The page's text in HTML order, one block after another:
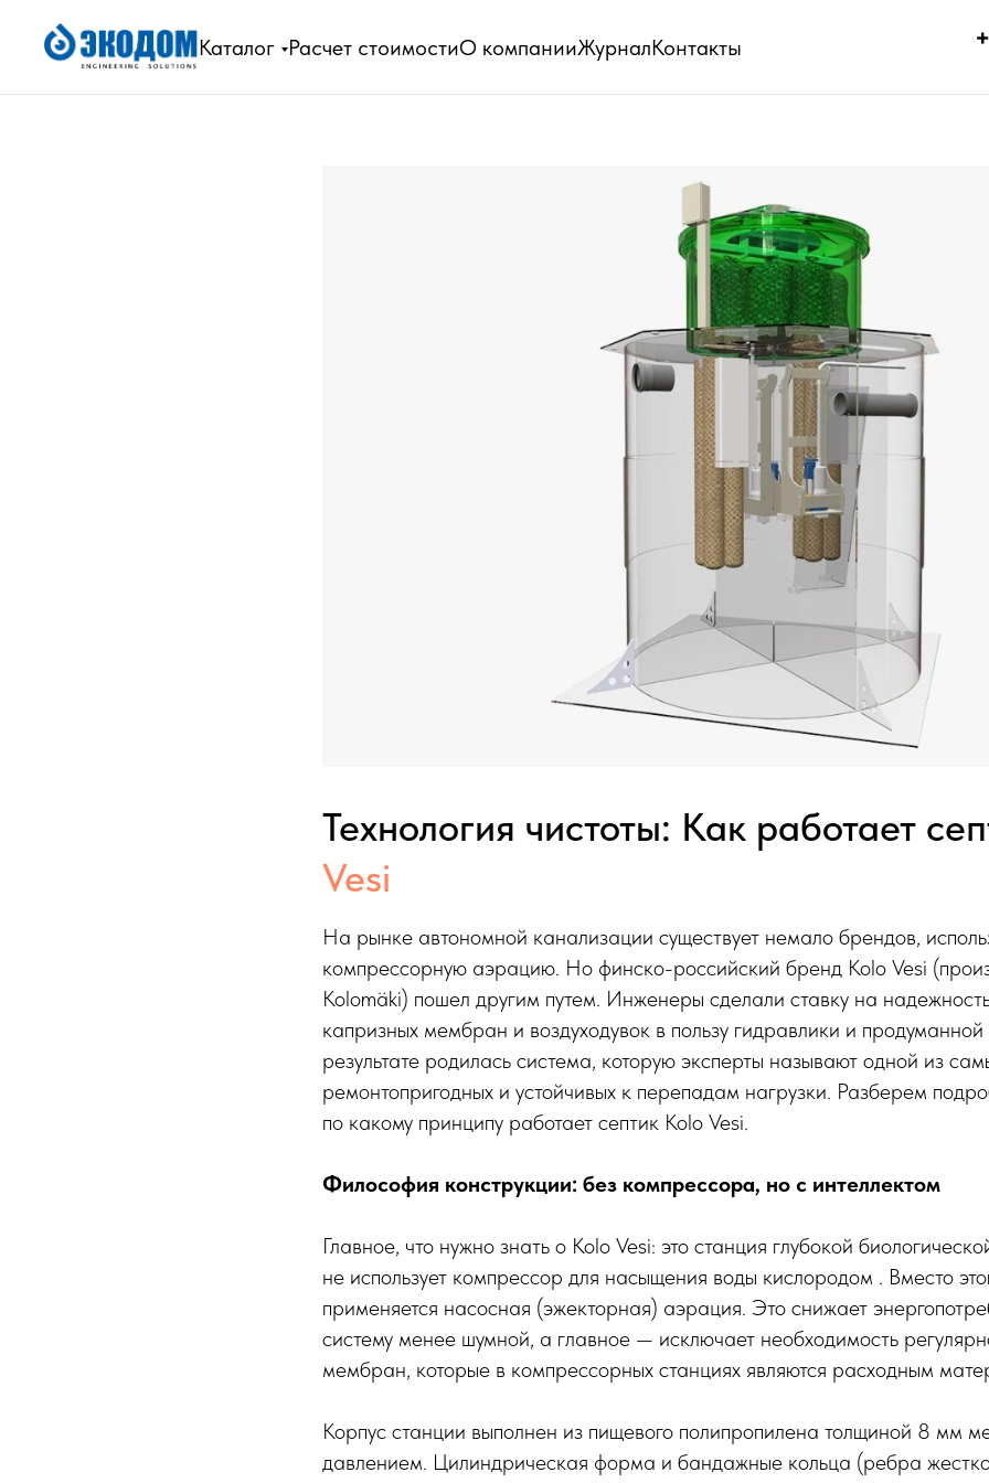
Каталог Расчет стоимостиО компанииЖурналКонтакты
Технология чистоты: Как работает
Vesi
На рынке автономной канализации существует немало брендов,
компрессорную аэрацию. Но финско-российский бренд Kolo Vesi
Kolomäki) пошел другим путем. Инженеры сделали ставку на
капризных мембран и воздуходувок в пользу гидравлики и
результате родилась система, которую эксперты называют одной из
ремонтопригодных и устойчивых к перепадам нагрузки. Разберем
по какому принципу работает септик Kolo Vesi.
Философия конструкции: без компрессора, но с интеллектом
Главное, что нужно знать о Kolo Vesi: это станция глубокой
не использует компрессор для насыщения воды кислородом . Вместо
применяется насосная (эжекторная) аэрация. Это снижает
систему менее шумной, а главное — исключает необходимость
мембран, которые в компрессорных станциях являются расходным
Корпус станции выполнен из пищевого полипропилена толщиной 8 мм
давлением. Цилиндрическая форма и бандажные кольца (ребра